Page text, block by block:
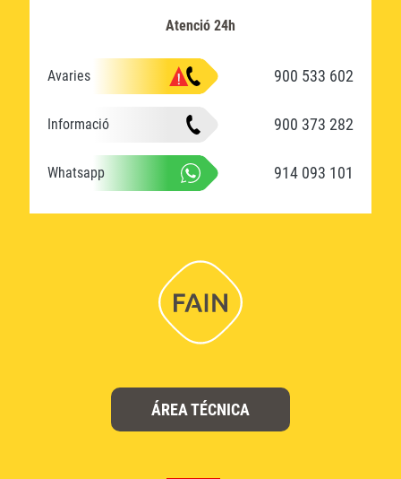
Atenció 24h
Avaries 900 533 602
Informació 900 373 282
Whatsapp 914 093 101
ÁREA TÉCNICA